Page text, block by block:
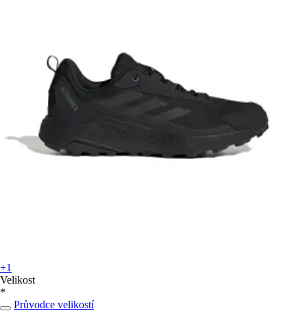
+1
Velikost
*
Průvodce velikostí